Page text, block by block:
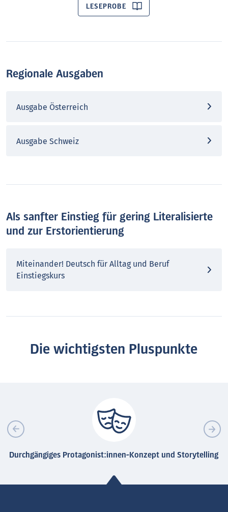
LESEPROBE
Regionale Ausgaben
Ausgabe Österreich
Ausgabe Schweiz
Als sanfter Einstieg für gering Literalisierte
und zur Erstorientierung
Miteinander! Deutsch für Alltag und Beruf
Einstiegskurs
Die wichtigsten Pluspunkte
Durchgängiges Protagonist:innen-Konzept und Storytelling